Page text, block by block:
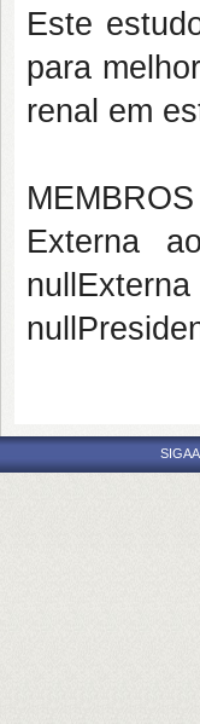
Este
para
renal em
Externa